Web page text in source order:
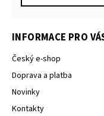
INFORMACE PRO
Český e-shop
Doprava a platba
Novinky
Kontakty